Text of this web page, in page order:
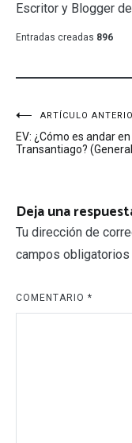
Escritor y Blogger
Entradas creadas 896
Navegación
de
ARTÍCULO
EV: ¿Cómo es andar en
Transantiago?
Deja una
Tu dirección de
campos
COMENTARIO *